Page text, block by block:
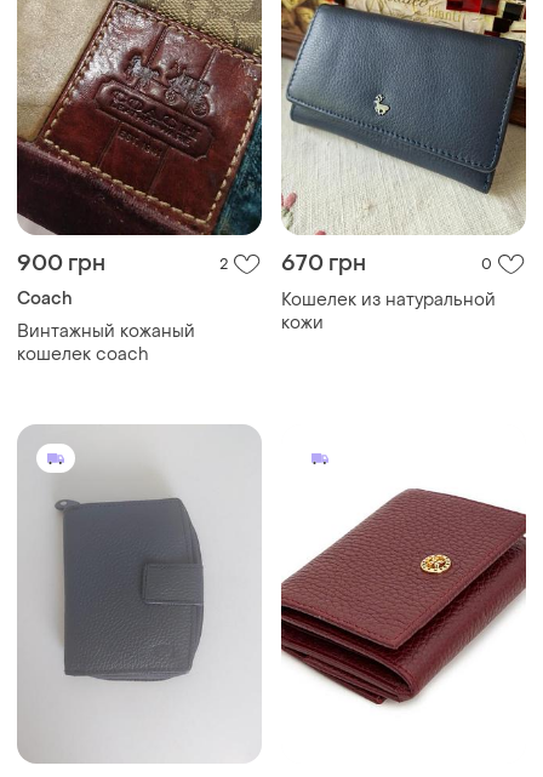
900 грн 2
Coach
Винтажный кожаный
кошелек coach
670 грн 0
Кошелек из натуральной
кожи